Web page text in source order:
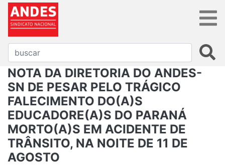
NOTA DA DIRETORIA DO ANDES-
SN DE PESAR PELO TRÁGICO
FALECIMENTO DO(A)S
EDUCADORE(A)S DO PARANÁ
MORTO(A)S EM ACIDENTE DE
TRÂNSITO, NA NOITE DE 11 DE
AGOSTO